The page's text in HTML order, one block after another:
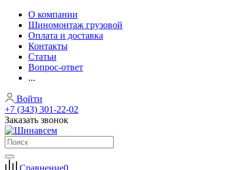
О компании
Шиномонтаж грузовой
Оплата и доставка
Контакты
Статьи
Вопрос-ответ
...
Войти
+7 (343) 301-22-02
Заказать звонок
Сравнение0